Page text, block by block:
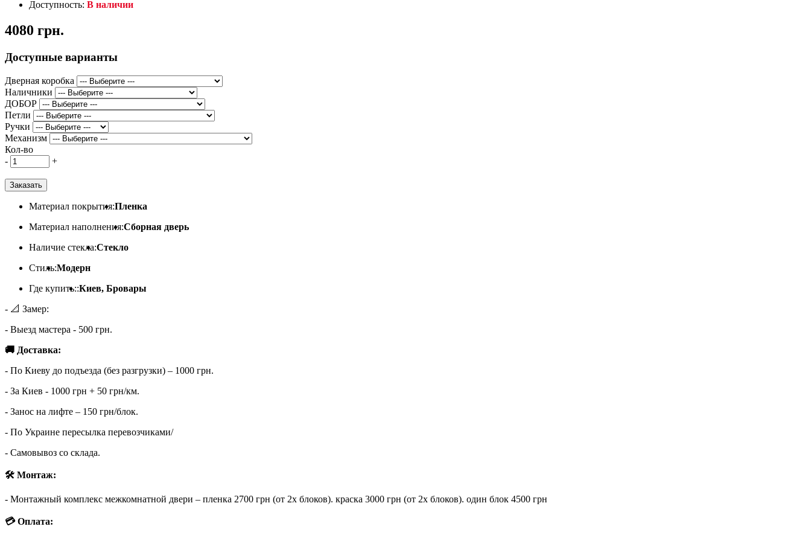
Доступность: В наличии
4080 грн.
Доступные варианты
Дверная коробка
Наличники
ДОБОР
Петли
Ручки
Механизм
Кол-во
-
+
Заказать
Материал покрытия:Пленка
Материал наполнения:Сборная дверь
Наличие стекла:Стекло
Стиль:Модерн
Где купить::Киев, Бровары
- 📐 Замер:
- Выезд мастера - 500 грн.
🚚 Доставка:
- По Киеву до подъезда (без разгрузки) – 1000 грн.
- За Киев - 1000 грн + 50 грн/км.
- Занос на лифте – 150 грн/блок.
- По Украине пересылка перевозчиками/
- Самовывоз со склада.
🛠 Монтаж:
- Монтажный комплекс межкомнатной двери – пленка 2700 грн (от 2х блоков). краска 3000 грн (от 2х блоков). один блок 4500 грн
💳 Оплата: